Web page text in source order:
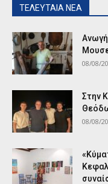
ΤΕΛΕΥΤΑΙΑ ΝΕΑ
Ανωγή
08/08/
Στην
08/08/